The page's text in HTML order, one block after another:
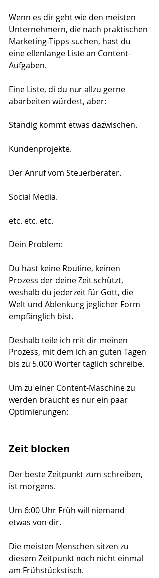
Wenn es dir geht wie den meisten
Unternehmern, die nach praktischen
Marketing-Tipps suchen, hast du
eine ellenlange Liste an Content-
Aufgaben.
Eine Liste, di du nur allzu gerne
abarbeiten würdest, aber:
Ständig kommt etwas dazwischen.
Kundenprojekte.
Der Anruf vom Steuerberater.
Social Media.
etc. etc. etc.
Dein Problem:
Du hast keine Routine, keinen
Prozess der deine Zeit schützt,
weshalb du jederzeit für Gott, die
Welt und Ablenkung jeglicher Form
empfänglich bist.
Deshalb teile ich mit dir meinen
Prozess, mit dem ich an guten Tagen
bis zu 5.000 Wörter täglich schreibe.
Um zu einer Content-Maschine zu
werden braucht es nur ein paar
Optimierungen:
Zeit blocken
Der beste Zeitpunkt zum schreiben,
ist morgens.
Um 6:00 Uhr Früh will niemand
etwas von dir.
Die meisten Menschen sitzen zu
diesem Zeitpunkt noch nicht einmal
am Frühstückstisch.